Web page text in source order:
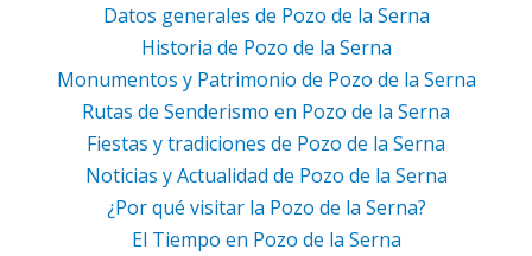
Datos generales de Pozo de la Serna
Historia de Pozo de la Serna
Monumentos y Patrimonio de Pozo de la Serna
Rutas de Senderismo en Pozo de la Serna
Fiestas y tradiciones de Pozo de la Serna
Noticias y Actualidad de Pozo de la Serna
¿Por qué visitar la Pozo de la Serna?
El Tiempo en Pozo de la Serna